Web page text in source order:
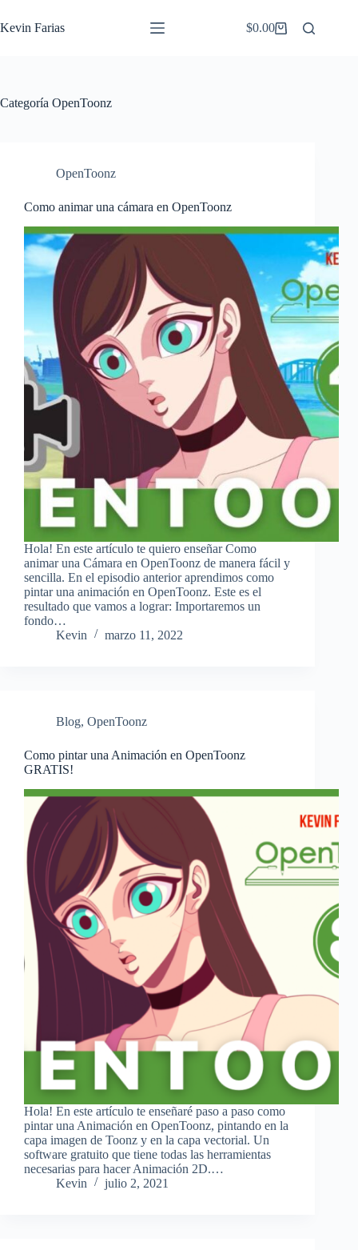
al
contenido
Kevin Farias
Carro
$0.00
Categoría OpenToonz
OpenToonz
Como animar una cámara en OpenToonz
Hola! En este artículo te quiero enseñar Como
animar una Cámara en OpenToonz de manera fácil y
sencilla. En el episodio anterior aprendimos como
pintar una animación en OpenToonz. Este es el
resultado que vamos a lograr: Importaremos un
fondo…
Kevin
marzo 11, 2022
Blog, OpenToonz
Como pintar una Animación en OpenToonz
GRATIS!
Hola! En este artículo te enseñaré paso a paso como
pintar una Animación en OpenToonz, pintando en la
capa imagen de Toonz y en la capa vectorial. Un
software gratuito que tiene todas las herramientas
necesarias para hacer Animación 2D.…
Kevin
julio 2, 2021